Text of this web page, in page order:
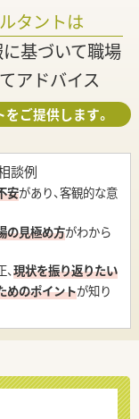
タントは
基づいて職場
アドバイス
ご提供します。
談例
安があり、客観的な意
の見極め方がわから
現状を振り返りたい
めのポイントが知り